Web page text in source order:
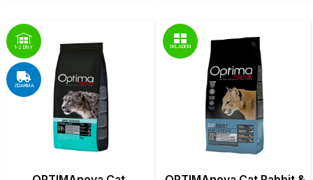
1-2 DNY
ZDARMA
SKLADEM